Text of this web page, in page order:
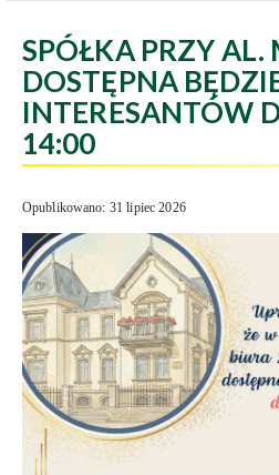
SPÓŁKA PRZY AL.
DOSTĘPNA
INTERESANTÓW
14:00
Opublikowano: 31 lipiec 2026